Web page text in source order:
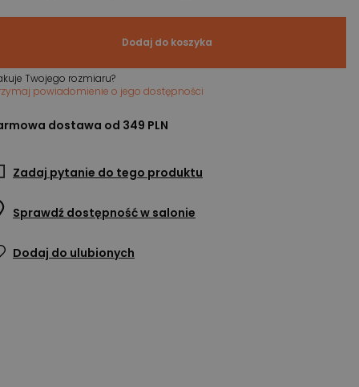
Dodaj do koszyka
Twojego rozmiaru?
powiadomienie o jego dostępności
dostawa od 349 PLN
Zadaj pytanie do tego produktu
Sprawdź dostępność w salonie
Dodaj do ulubionych